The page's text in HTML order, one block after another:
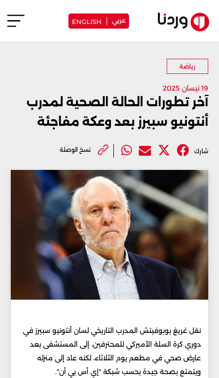
عربي ENGLISH
رياضة
19 نيسان 2025
آخر تطورات الحالة الصحية لمدرب
أنتونيو سبيرز بعد وعكة مفاجئة
شارك نسخ الوصلة
نقل غريغ بوبوفيتش المدرب التاريخي لسان أنتونيو سبيرز في
دوري كرة السلة الأميركي للمحترفين، إلى المستشفى بعد
عارض صحي في مطعم يوم الثلاثاء، لكنه عاد إلى منزله
ويتمتع بصحة جيدة بحسب شبكة "إي أس بي أن".